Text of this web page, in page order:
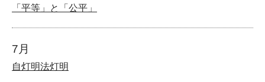
「平等」と「公平」
7月
自灯明法灯明